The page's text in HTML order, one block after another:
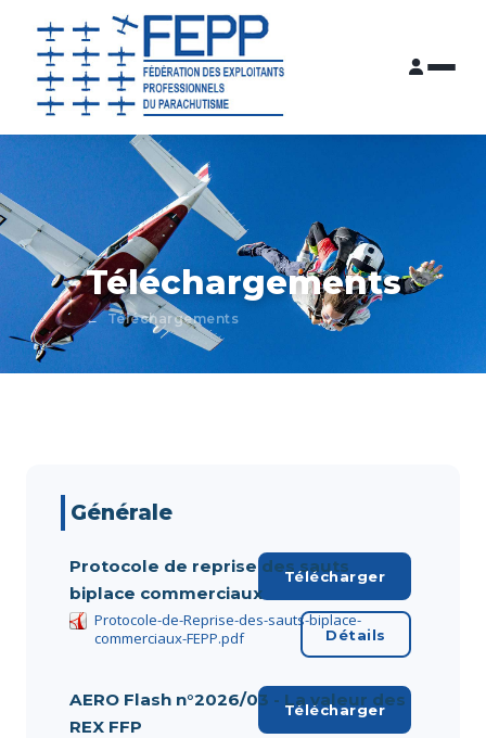
Téléchargements
Téléchargements
Générale
Protocole de reprise des sauts
biplace commerciaux
Protocole-de-Reprise-des-sauts-biplace-
commerciaux-FEPP.pdf
Télécharger
Détails
AERO Flash n°2026/03 - La valeur des
REX FFP
Télécharger